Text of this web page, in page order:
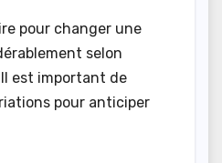
pour changer une
selon
est important de
pour anticiper